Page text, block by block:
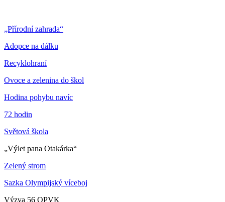
„Přírodní zahrada“
Adopce na dálku
Recyklohraní
Ovoce a zelenina do škol
Hodina pohybu navíc
72 hodin
Světová škola
„Výlet pana Otakárka“
Zelený strom
Sazka Olympijský víceboj
Výzva 56 OPVK